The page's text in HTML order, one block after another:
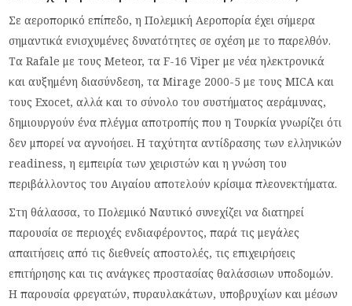
Σε αεροπορικό επίπεδο, η Πολεμική Αεροπορία έχει σήμερα
σημαντικά ενισχυμένες δυνατότητες σε σχέση με το παρελθόν.
Τα Rafale με τους Meteor, τα F-16 Viper με νέα ηλεκτρονικά
και αυξημένη διασύνδεση, τα Mirage 2000-5 με τους MICA και
τους Exocet, αλλά και το σύνολο του συστήματος αεράμυνας,
δημιουργούν ένα πλέγμα αποτροπής που η Τουρκία γνωρίζει ότι
δεν μπορεί να αγνοήσει. Η ταχύτητα αντίδρασης των ελληνικών
readiness, η εμπειρία των χειριστών και η γνώση του
περιβάλλοντος του Αιγαίου αποτελούν κρίσιμα πλεονεκτήματα.
Στη θάλασσα, το Πολεμικό Ναυτικό συνεχίζει να διατηρεί
παρουσία σε περιοχές ενδιαφέροντος, παρά τις μεγάλες
απαιτήσεις από τις διεθνείς αποστολές, τις επιχειρήσεις
επιτήρησης και τις ανάγκες προστασίας θαλάσσιων υποδομών.
Η παρουσία φρεγατών, πυραυλακάτων, υποβρυχίων και μέσων